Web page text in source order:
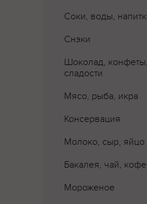
Соки, воды,
Снэки
Шоколад, конфеты,
сладости
Мясо, рыба, икра
Консервация
Молоко, сыр, яйцо
Бакалея, чай, кофе
Мороженое